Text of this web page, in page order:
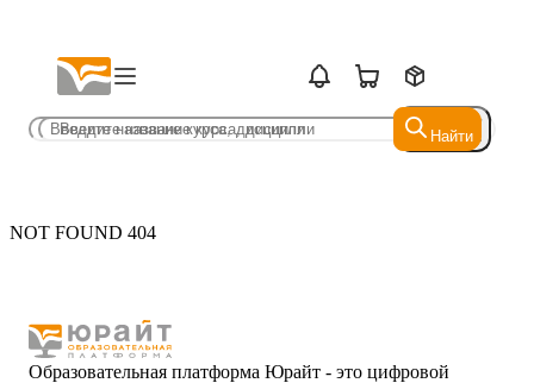
Найти
Найти
NOT FOUND 404
Образовательная платформа Юрайт - это цифровой